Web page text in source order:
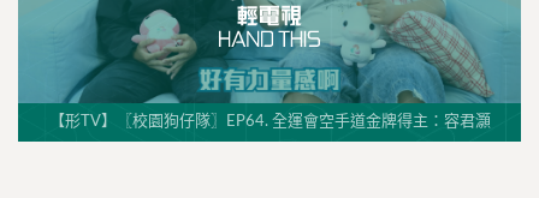
【形TV】〖校園狗仔隊〗EP64. 全運會空手道金牌得主：容君灝